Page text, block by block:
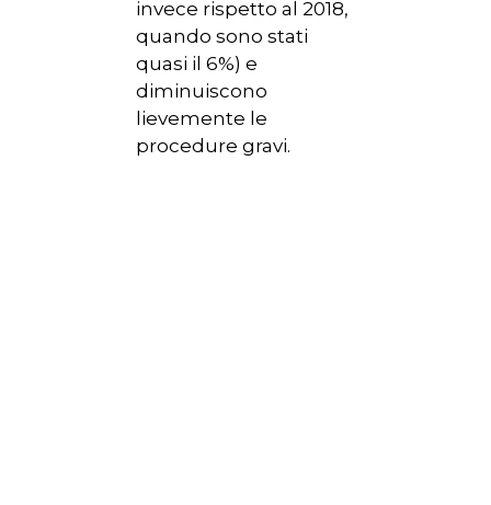
invece rispetto al 2018,
quando sono stati
quasi il 6%) e
diminuiscono
lievemente le
procedure gravi.